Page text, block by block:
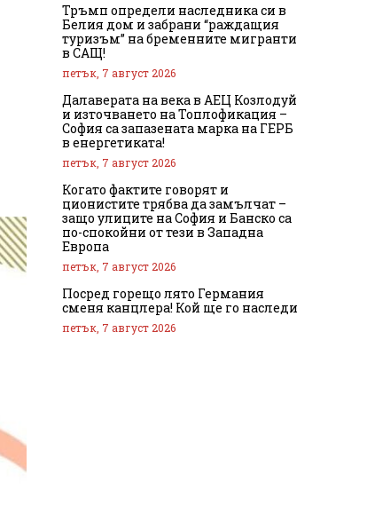
Тръмп определи наследника си в
Белия дом и забрани “раждащия
туризъм” на бременните мигранти
в САЩ!
петък, 7 август 2026
Далаверата на века в АЕЦ Козлодуй
и източването на Топлофикация –
София са запазената марка на ГЕРБ
в енергетиката!
петък, 7 август 2026
Когато фактите говорят и
ционистите трябва да замълчат –
защо улиците на София и Банско са
по-спокойни от тези в Западна
Европа
петък, 7 август 2026
Посред горещо лято Германия
сменя канцлера! Кой ще го наследи
петък, 7 август 2026